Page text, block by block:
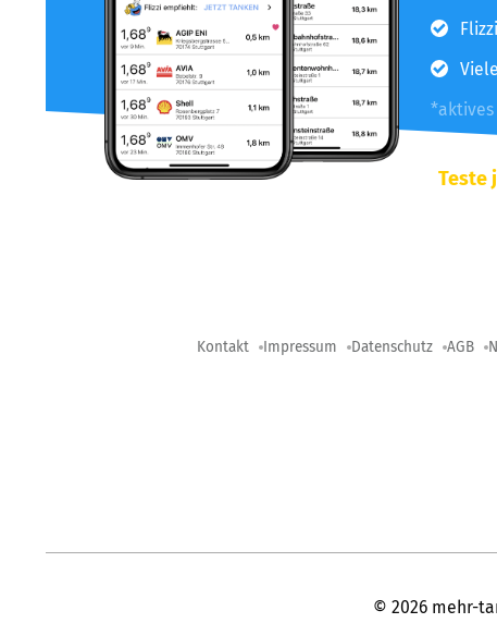
Teste
Kontakt Impressum Datenschutz AGB
© 2026 mehr-